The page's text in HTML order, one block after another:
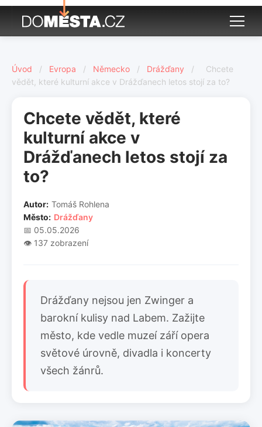
Úvod / Evropa / Německo / Drážďany /
Chcete
vědět, které kulturní akce v Drážďanech letos stojí za to?
Chcete vědět, které
kulturní akce v
Drážďanech letos stojí za
to?
Autor: Tomáš Rohlena
Město: Drážďany
📅 05.05.2026
👁️ 137 zobrazení
Drážďany nejsou jen Zwinger a
barokní kulisy nad Labem. Zažijte
město, kde vedle muzeí září opera
světové úrovně, divadla i koncerty
všech žánrů.